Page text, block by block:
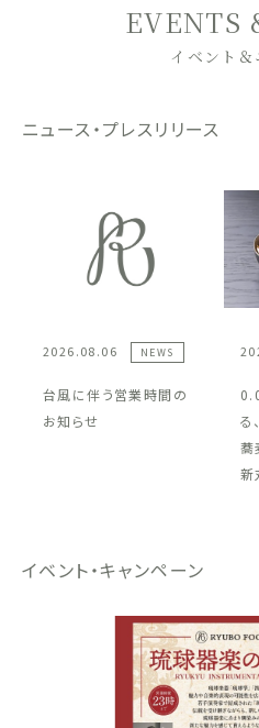
EVENTS
イベント＆
ニュース・プレスリリース
2026.08.06 NEWS
台風に伴う営業時間の
お知らせ
る
蕎
新
イベント・キャンペーン